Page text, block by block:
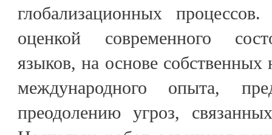
глобализационных
оценкой современного
языков, на основе
международного опыта,
преодолению угроз,